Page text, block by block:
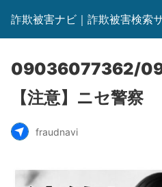
詐欺被害ナビ｜詐欺被害検索
09036077362/
【注意】ニセ警察
fraudnavi